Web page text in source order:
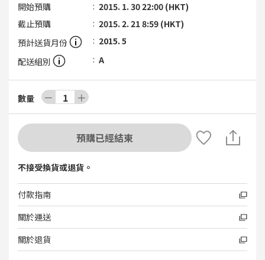
開始預購
2015. 1. 30 22:00 (HKT)
截止預購
2015. 2. 21 8:59 (HKT)
預計送貨月份
2015. 5
配送組別
A
數量 － 1 ＋
預購已經結束
不接受換貨或退貨。
付款指南
關於運送
關於退貨